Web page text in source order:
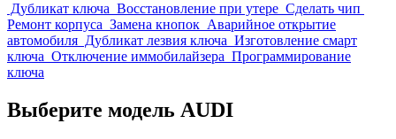
Дубликат ключа Восстановление при утере Сделать чип
Ремонт корпуса Замена кнопок Аварийное открытие
автомобиля Дубликат лезвия ключа Изготовление смарт
ключа Отключение иммобилайзера Программирование
ключа
Выберите модель AUDI